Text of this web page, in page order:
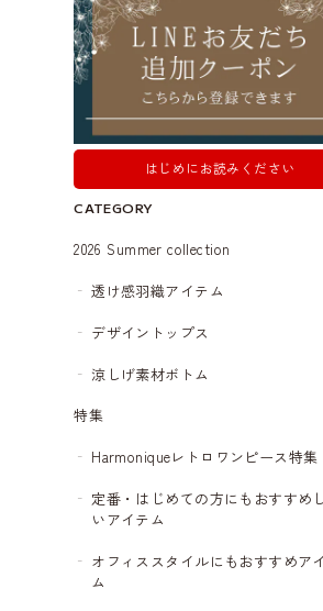
はじめにお読みください
CATEGORY
2026 Summer collection
透け感羽織アイテム
デザイントップス
涼しげ素材ボトム
特集
Harmoniqueレトロワンピース特集
定番・はじめての方にもおすすめ
いアイテム
オフィススタイルにもおすすめア
ム